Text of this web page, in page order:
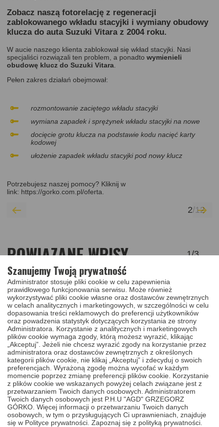
Zobacz naszą fotorelację z regeneracji
zablokowanego wkładu stacyjki i wymiany obudowy
klucza do auta Suzuki Vitara z 2004 roku.
W aucie naszego klienta zablokował się wkład stacyjki. Nasi
specjaliści rozwiązali ten problem, a ponadto wymienieli
obudowę klucz do Suzuki Vitara
Pełen zakres działań obejmował:
rozmontowanie zaciętego wkładu stacyjki
wymiana zapadek i sprężynek wkładu stacyjki na nowe
docięcie grotu klucza na podstawie kodu nacięć karty
kodowej
ułożenie zapadek wkładu stacyjki pod nowy klucz
Potrzebujesz naszej pomocy? Kliknij w
link: https://gorko.com.pl/oferta
2/12
POWIĄZANE WPISY 1/3
NAPRAWA STACYJKI DO
POJAZDU TOYOTA RAV4 II
Zobacz
JAK
GROT KLUCZA
SAMOCHODU
Szanujemy Twoją prywatność
Administrator stosuje pliki cookie w celu zapewnienia
prawidłowego funkcjonowania serwisu. Może również
wykorzystywać pliki cookie własne oraz dostawców zewnętrznych
w celach analitycznych i marketingowych, w szczególności w celu
dopasowania treści reklamowych do preferencji użytkowników
oraz powadzenia statystyk dotyczących korzystania ze strony
Administratora. Korzystanie z analitycznych i marketingowych
plików cookie wymaga zgody, którą możesz wyrazić, klikając
„Akceptuj”. Jeżeli nie chcesz wyrazić zgody na korzystanie przez
administratora oraz dostawców zewnętrznych z określonych
kategorii plików cookie, nie klikaj „Akceptuj” i zdecyduj o swoich
preferencjach. Wyrażoną zgodę można wycofać w każdym
momencie poprzez zmianę preferencji plików cookie. Korzystanie
z plików cookie we wskazanych powyżej celach związane jest z
przetwarzaniem Twoich danych osobowych. Administratorem
Twoich danych osobowych jest P.H.U "AGD" GRZEGORZ
GÓRKO. Więcej informacji o przetwarzaniu Twoich danych
osobowych, w tym o przysługujących Ci uprawnieniach, znajduje
się w Polityce prywatności. Zapoznaj się z polityką prywatności.